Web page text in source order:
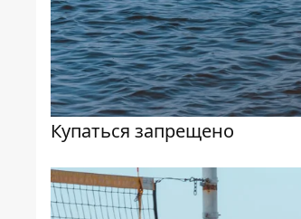
Купаться запрещено